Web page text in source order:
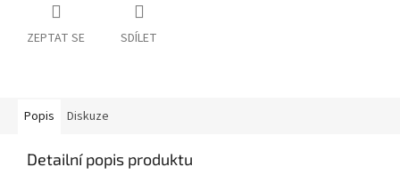
ZEPTAT SE SDÍLET
Popis Diskuze
Detailní popis produktu